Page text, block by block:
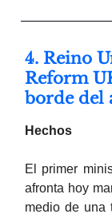
4. Reino
Reform
borde del
Hechos
El primer
afronta hoy
medio de una